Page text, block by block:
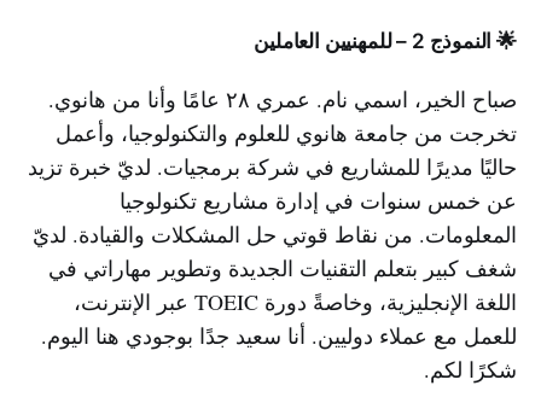
🌟 النموذج 2 – للمهنيين العاملين
صباح الخير، اسمي نام. عمري ٢٨ عامًا وأنا من هانوي.
تخرجت من جامعة هانوي للعلوم والتكنولوجيا، وأعمل
حاليًا مديرًا للمشاريع في شركة برمجيات. لديّ خبرة تزيد
عن خمس سنوات في إدارة مشاريع تكنولوجيا
المعلومات. من نقاط قوتي حل المشكلات والقيادة. لديّ
شغف كبير بتعلم التقنيات الجديدة وتطوير مهاراتي في
اللغة الإنجليزية، وخاصةً دورة TOEIC عبر الإنترنت،
للعمل مع عملاء دوليين. أنا سعيد جدًا بوجودي هنا اليوم.
شكرًا لكم.